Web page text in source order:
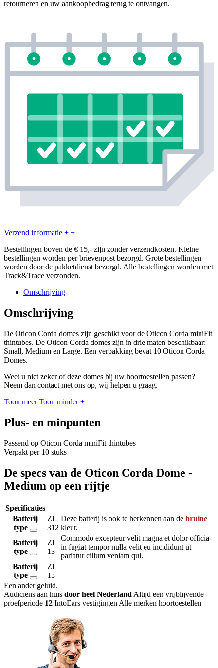
retourneren en uw aankoopbedrag terug te ontvangen.
Verzend informatie + −
Bestellingen boven de € 15,- zijn zonder verzendkosten. Kleine
bestellingen worden per brievenpost bezorgd. Grote bestellingen
worden door de pakketdienst bezorgd. Alle bestellingen worden met
Track&Trace verzonden.
Omschrijving
Omschrijving
De Oticon Corda domes zijn geschikt voor de Oticon Corda miniFit
thintubes. De Oticon Corda domes zijn in drie maten beschikbaar:
Small, Medium en Large. Een verpakking bevat 10 Oticon Corda
Domes.
Weet u niet zeker of deze domes bij uw hoortoestellen passen?
Neem dan contact met ons op, wij helpen u graag.
Toon meer Toon minder +
Plus- en minpunten
Passend op Oticon Corda miniFit thintubes
Verpakt per 10 stuks
De specs van de Oticon Corda Dome -
Medium op een rijtje
Specificaties
Batterij
type
ZL
312
Deze batterij is ook te herkennen aan de bruine
kleur.
Batterij
type
ZL
13
Commodo excepteur velit magna et dolor officia
in fugiat tempor nulla velit eu incididunt ut
pariatur cillum veniam qui.
Batterij
type
ZL
13
Een ander geluid.
Audiciens aan huis door heel Nederland Altijd een vrijblijvende
proefperiode 12 IntoEars vestigingen Alle merken hoortoestellen